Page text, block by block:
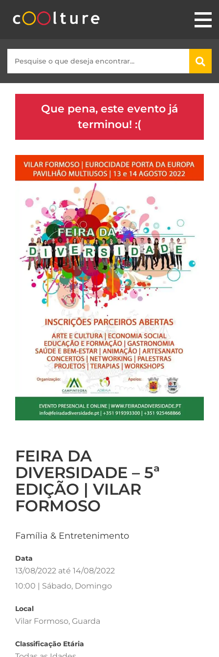
Que pena, este evento já
terminou! :(
FEIRA DA
DIVERSIDADE – 5ª
EDIÇÃO | VILAR
FORMOSO
Família & Entretenimento
Data
13/08/2022 até 14/08/2022
10:00 | Sábado, Domingo
Local
Vilar Formoso, Guarda
Classificação Etária